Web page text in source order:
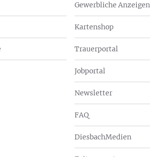
Gewerbliche Anzeigen
Kartenshop
Trauerportal
Jobportal
Newsletter
FAQ
DiesbachMedien